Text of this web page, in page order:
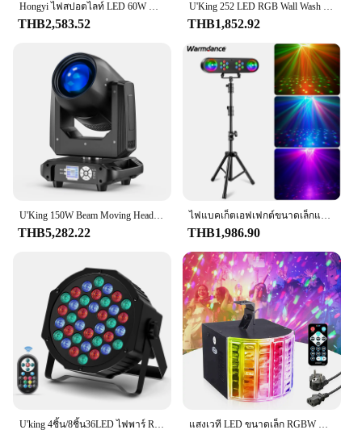
Hongyi ไฟสปอตไลท์ LED 60W แบบขยับหัวได้โดยโปรเจคเตอร์ควบคุม DMX เหมาะสำหรับให้แสงสว่างดีเจปาร์ตี้
THB2,583.52
U'King 252 LED RGB Wall Wash Light DMX ควบคุมบาร์เวทีแสงในร่มสี Wall Light สําหรับ DJ คอนเสิร์ตงานแต่งงานไนท์คลับ
THB1,852.92
U'King 150W Beam Moving Head Light หมุน 18 ปริซึม 14 Gobos LED Rainbow Effect ซูมเวทีแสง DMX512 สําหรับ DJ Disco งานแต่งงาน
THB5,282.22
ไฟแบคเก็ตเอฟเฟกต์ขนาดเล็กแสงเวทีควบคุมเสียงสำหรับดีเจโชว์คอนเสิร์ตงานเลี้ยง KTV ไฟเอฟเฟ็กต์สำหรับเวทีบอลรูม
THB1,986.90
U'king 4ชิ้น/8ชิ้น36LED ไฟพาร์ RGB LED ดีเจเวที DMX512ไฟพร้อมรีโมทคอนโทลเสียงเปิดใช้งานสำหรับปาร์ตี้ไฟเอฟเฟ็กต์เวที แสงเวที LED ขนาดเล็ก RGBW DJ ไฟดิสโก้ปาร์ตี้วันหยุดคริสต์มาสบาร์คลับงานแต่งงานวันเกิด